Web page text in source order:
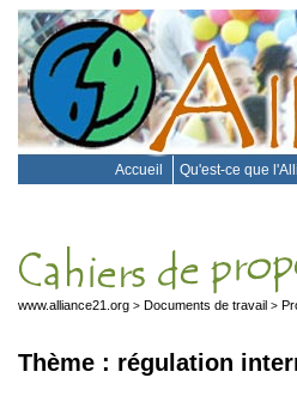
Accueil Qu'est-ce que
www.alliance21.org > Documents de travail >
Thème : régulation